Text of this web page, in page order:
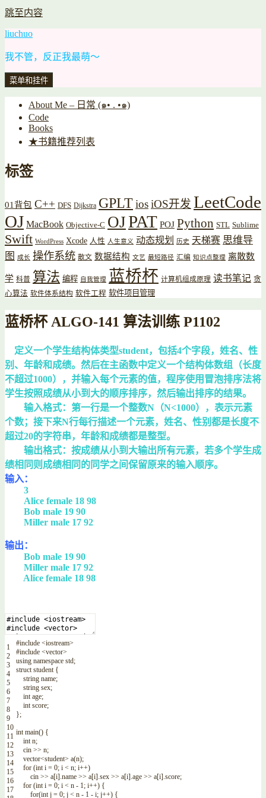
跳至内容
liuchuo
我不管，反正我最萌～
菜单和挂件
About Me – 日常 (๑• . •๑)
Code
Books
★书籍推荐列表
标签
01背包 C++ DFS Dijkstra GPLTiosiOS开发 LeetCode
OJ MacBook Objective-C OJPAT POJ Python STL Sublime
Swift WordPress Xcode 人性 人生意义 动态规划 历史 天梯赛 思维导
图
成长 操作系统 散文 数据结构 文艺 最短路径 汇编 知识点整理 离散数
学 科普 算法 编程 自我管理 蓝桥杯 计算机组成原理 读书笔记 贪
心算法 软件体系结构 软件工程 软件项目管理
蓝桥杯 ALGO-141 算法训练 P1102
定义一个学生结构体类型student，包括4个字段，姓名、性
别、年龄和成绩。然后在主函数中定义一个结构体数组（长度
不超过1000），并输入每个元素的值，程序使用冒泡排序法将
学生按照成绩从小到大的顺序排序，然后输出排序的结果。
输入格式：第一行是一个整数N（N<1000），表示元素
个数；接下来N行每行描述一个元素，姓名、性别都是长度不
超过20的字符串，年龄和成绩都是整型。
输出格式：按成绩从小到大输出所有元素，若多个学生成
绩相同则成绩相同的同学之间保留原来的输入顺序。
输入：
3
Alice female 18 98
Bob male 19 90
Miller male 17 92
输出：
Bob male 19 90
Miller male 17 92
Alice female 18 98
1
2
3
4
5
6
7
8
9
10
11
12
13
14
15
16
17
#include <iostream>
#include <vector>
using namespace std;
struct student {
string name;
string sex;
int age;
int score;
};
int main() {
int n;
cin >> n;
vector<student> a(n);
for (int i = 0; i < n; i++)
cin >> a[i].name >> a[i].sex >> a[i].age >> a[i].score;
for (int i = 0; i < n - 1; i++) {
for(int j = 0; j < n - 1 - i; j++) {